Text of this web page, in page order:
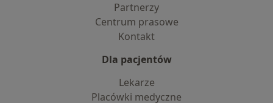
Partnerzy
Centrum prasowe
Kontakt
Dla pacjentów
Lekarze
Placówki medyczne